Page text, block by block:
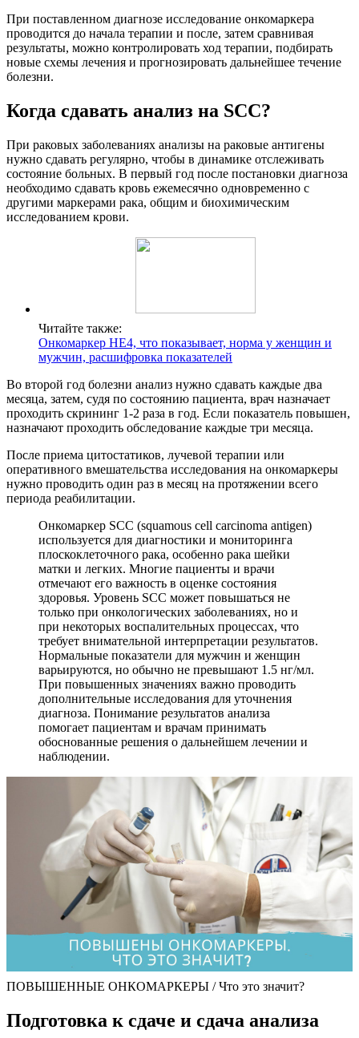
При поставленном диагнозе исследование онкомаркера
проводится до начала терапии и после, затем сравнивая
результаты, можно контролировать ход терапии, подбирать
новые схемы лечения и прогнозировать дальнейшее течение
болезни.
Когда сдавать анализ на SCC?
При раковых заболеваниях анализы на раковые антигены
нужно сдавать регулярно, чтобы в динамике отслеживать
состояние больных. В первый год после постановки диагноза
необходимо сдавать кровь ежемесячно одновременно с
другими маркерами рака, общим и биохимическим
исследованием крови.
Читайте также:
Онкомаркер HE4, что показывает, норма у женщин и
мужчин, расшифровка показателей
Во второй год болезни анализ нужно сдавать каждые два
месяца, затем, судя по состоянию пациента, врач назначает
проходить скрининг 1-2 раза в год. Если показатель повышен,
назначают проходить обследование каждые три месяца.
После приема цитостатиков, лучевой терапии или
оперативного вмешательства исследования на онкомаркеры
нужно проводить один раз в месяц на протяжении всего
периода реабилитации.
Онкомаркер SCC (squamous cell carcinoma antigen)
используется для диагностики и мониторинга
плоскоклеточного рака, особенно рака шейки
матки и легких. Многие пациенты и врачи
отмечают его важность в оценке состояния
здоровья. Уровень SCC может повышаться не
только при онкологических заболеваниях, но и
при некоторых воспалительных процессах, что
требует внимательной интерпретации результатов.
Нормальные показатели для мужчин и женщин
варьируются, но обычно не превышают 1.5 нг/мл.
При повышенных значениях важно проводить
дополнительные исследования для уточнения
диагноза. Понимание результатов анализа
помогает пациентам и врачам принимать
обоснованные решения о дальнейшем лечении и
наблюдении.
ПОВЫШЕННЫЕ ОНКОМАРКЕРЫ / Что это значит?
Подготовка к сдаче и сдача анализа